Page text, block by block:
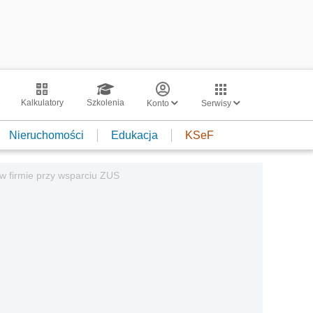
Kalkulatory Szkolenia Konto Serwisy
Nieruchomości Edukacja KSeF
firmie przy wsparciu ZUS